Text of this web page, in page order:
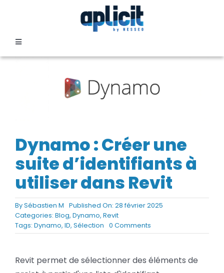
Toggle
Navigation
TEMOIGNAGES
EVENEMENTS
BLOG
SOCIETE
Dynamo : Créer une
suite d’identifiants à
utiliser dans Revit
BySébastien M Published On: 28 février 2025
Categories: Blog, Dynamo, Revit
Tags: Dynamo, ID, Sélection 0 Commentson
Dynamo
Créer
une
Revit permet de sélectionner des éléments de